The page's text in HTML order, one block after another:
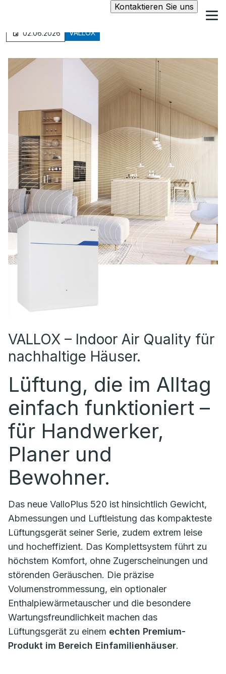
Kontaktieren Sie uns
02.06.2026 VALLOX
VALLOX – Indoor Air Quality für
nachhaltige Häuser.
Lüftung, die im Alltag
einfach funktioniert –
für Handwerker,
Planer und
Bewohner.
Das neue ValloPlus 520 ist hinsichtlich Gewicht,
Abmessungen und Luftleistung das kompakteste
Lüftungsgerät seiner Serie, zudem extrem leise
und hocheffizient. Das Komplettsystem führt zu
höchstem Komfort, ohne Zugerscheinungen und
störenden Geräuschen. Die präzise
Volumenstrommessung, ein optionaler
Enthalpiewärmetauscher und die besondere
Wartungsfreundlichkeit machen das
Lüftungsgerät zu einem echten Premium-
Produkt im Bereich Einfamilienhäuser.